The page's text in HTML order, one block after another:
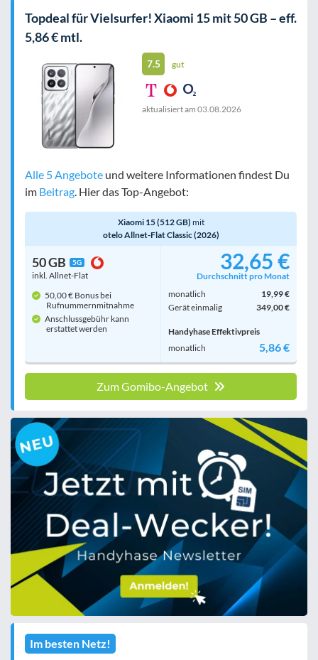
Topdeal für Vielsurfer! Xiaomi 15 mit 50 GB – eff.
5,86 € mtl.
7.5 gut
aktualisiert am 03.08.2026
Alle 5 Angebote und weitere Informationen findest Du
im Beitrag. Hier das Top-Angebot:
Xiaomi 15 (512 GB) mit
otelo Allnet-Flat Classic (2026)
50 GB 5G
inkl. Allnet-Flat
50,00 € Bonus bei
Rufnummern­mitnahme
Anschlussgebühr kann
erstattet werden
32,65 €
Durchschnitt pro Monat
monatlich
19,99 €
Gerät einmalig
349,00 €
Handyhase Effektivpreis
monatlich
5,86 €
Zum Gomibo-Angebot
Im besten Netz!